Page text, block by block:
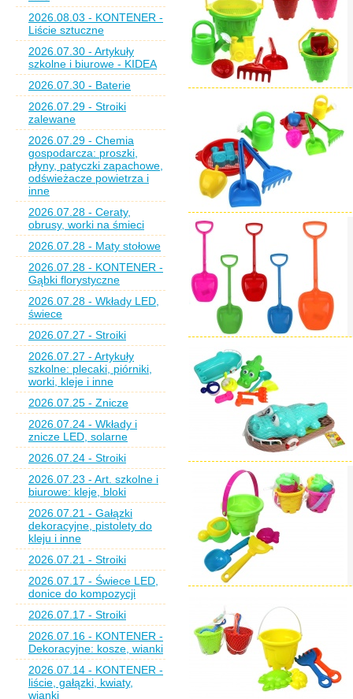
2026.08.03 - KONTENER -
Liście sztuczne
2026.07.30 - Artykuły
szkolne i biurowe - KIDEA
2026.07.30 - Baterie
2026.07.29 - Stroiki
zalewane
2026.07.29 - Chemia
gospodarcza: proszki,
płyny, patyczki zapachowe,
odświeżacze powietrza i
inne
2026.07.28 - Ceraty,
obrusy, worki na śmieci
2026.07.28 - Maty stołowe
2026.07.28 - KONTENER -
Gąbki florystyczne
2026.07.28 - Wkłady LED,
świece
2026.07.27 - Stroiki
2026.07.27 - Artykuły
szkolne: plecaki, piórniki,
worki, kleje i inne
2026.07.25 - Znicze
2026.07.24 - Wkłady i
znicze LED, solarne
2026.07.24 - Stroiki
2026.07.23 - Art. szkolne i
biurowe: kleje, bloki
2026.07.21 - Gałązki
dekoracyjne, pistolety do
kleju i inne
2026.07.21 - Stroiki
2026.07.17 - Świece LED,
donice do kompozycji
2026.07.17 - Stroiki
2026.07.16 - KONTENER -
Dekoracyjne: kosze, wianki
2026.07.14 - KONTENER -
liście, gałązki, kwiaty,
wianki